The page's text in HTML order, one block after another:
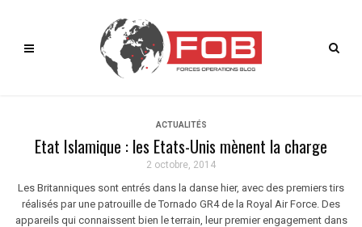
ACTUALITÉS
Etat Islamique : les Etats-Unis mènent la charge
2 octobre, 2014
Les Britanniques sont entrés dans la danse hier, avec des premiers tirs
réalisés par une patrouille de Tornado GR4 de la Royal Air Force. Des
appareils qui connaissent bien le terrain, leur premier engagement dans